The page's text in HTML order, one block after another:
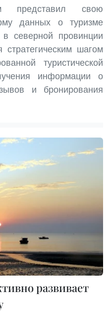
представил свою
данных о туризме
северной провинции
стратегическим шагом
туристической
информации о
и бронирования
развивает